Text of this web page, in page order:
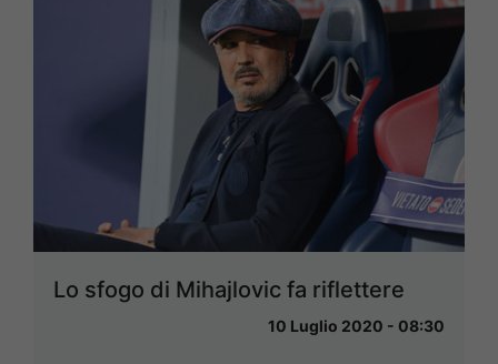
Lo sfogo di Mihajlovic fa riflettere
10 Luglio 2020 - 08:30